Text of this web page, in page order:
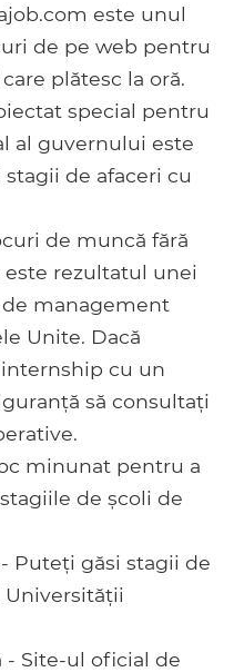
este unul
de pe web pentru
plătesc la oră.
special pentru
al guvernului este
de afaceri cu
de muncă fără
rezultatul unei
management
Unite. Dacă
cu un
să consultați
minunat pentru a
de școli de
Puteți găsi stagii de
Universității
- Site-ul oficial de